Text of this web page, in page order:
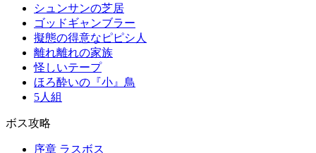
シュンサンの芝居
ゴッドギャンブラー
擬態の得意なピピシ人
離れ離れの家族
怪しいテープ
ほろ酔いの『小』鳥
5人組
ボス攻略
序章 ラスボス